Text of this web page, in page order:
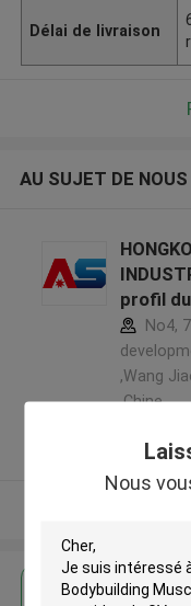
Nous
Délai de livraison
AU SUJET DE NOUS
profil
No4,
,Wang
,Chine